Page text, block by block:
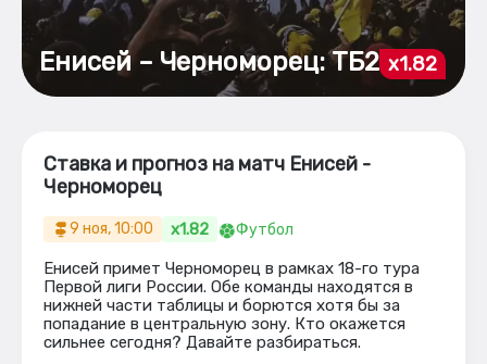
Енисей – Черноморец: ТБ2 x1.82
Ставка и прогноз на матч Енисей -
Черноморец
9 ноя, 10:00 x1.82 Футбол
Енисей примет Черноморец в рамках 18-го тура
Первой лиги России. Обе команды находятся в
нижней части таблицы и борются хотя бы за
попадание в центральную зону. Кто окажется
сильнее сегодня? Давайте разбираться.